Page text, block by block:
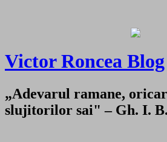
Victor Roncea Blog
„Adevarul ramane,
slujitorilor sai" – Gh. I. B.